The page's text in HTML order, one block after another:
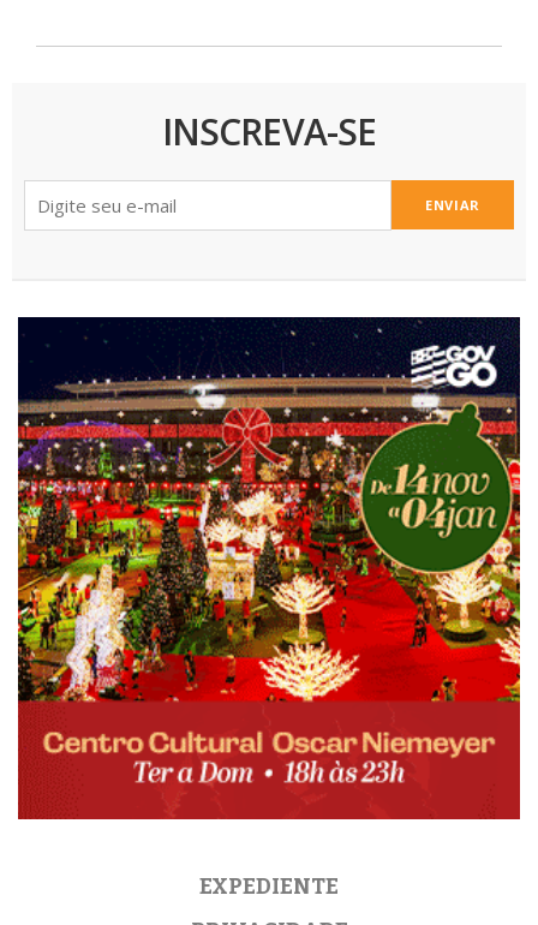
INSCREVA-SE
ENVIAR
EXPEDIENTE